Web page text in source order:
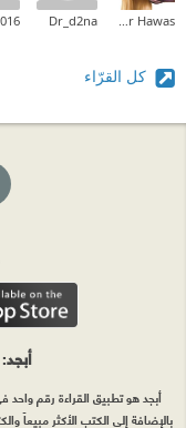
Dr_d2na
كل القرّاء
أبجد
أبجد هو تطبيق القراءة رقم واحد
بالإضافة إلى الكتب الأكثر مبيعاً